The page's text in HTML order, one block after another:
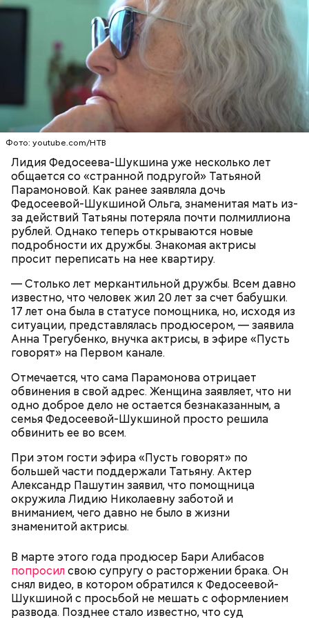
Фото: youtube.com/НТВ
Лидия Федосеева-Шукшина уже несколько лет
общается со «странной подругой» Татьяной
Парамоновой. Как ранее заявляла дочь
Федосеевой-Шукшиной Ольга, знаменитая мать из-
за действий Татьяны потеряла почти полмиллиона
рублей. Однако теперь открываются новые
подробности их дружбы. Знакомая актрисы
просит переписать на нее квартиру.
— Столько лет меркантильной дружбы. Всем давно
известно, что человек жил 20 лет за счет бабушки.
17 лет она была в статусе помощника, но, исходя из
ситуации, представлялась продюсером, — заявила
Анна Трегубенко, внучка актрисы, в эфире «Пусть
говорят» на Первом канале.
Отмечается, что сама Парамонова отрицает
обвинения в свой адрес. Женщина заявляет, что ни
одно доброе дело не остается безнаказанным, а
семья Федосеевой-Шукшиной просто решила
обвинить ее во всем.
При этом гости эфира «Пусть говорят» по
большей части поддержали Татьяну. Актер
Александр Пашутин заявил, что помощница
окружила Лидию Николаевну заботой и
вниманием, чего давно не было в жизни
знаменитой актрисы.
В марте этого года продюсер Бари Алибасов
попросилсвою супругу о расторжении брака. Он
снял видео, в котором обратился к Федосеевой-
Шукшиной с просьбой не мешать с оформлением
развода. Позднее стало известно, что суд
нужно застыть на месте и не двигаться;
не стоит пытаться «поймать» молнию или
потрогать, особенно металлическими
предметами.
— Может пробить заряд на человека. Нужно вести
себя очень осторожно, будто увидели дикого
зверя, затаиться, — добавил академик.
в России
— Первые двое суток мы постоянно были на ногах.
После получения предельно допустимой дозы
радиации Макеева вывели из 30-километровой
зоны отчуждения, где он до 3 мая проверял на
уровень радиационной зараженности
автотранспорт.
Одним из запоминающихся событий того периода
для Макеева стал футбольный матч между
киевским «Динамо» и мадридским «Атлетико»,
который состоялся 3 мая в Киеве. Полк Макеева жил
в палатках в лесу около Варовичей, в 12 километрах
от Припяти. А солдатам очень хотелось увидеть
трансляцию матча. Макеев поехал к секретарю
партийной организации колхоза и попросил
одолжить телевизор.
Множество людей совершают паломнические
поездки, чтобы поклониться мощам Святителя
Николая, которые находятся в Италии. 19 декабря
Молитва Николаю чудотворцу
О, всесвятый Николае, угодниче преизрядный
Господень, теплый наш заступниче, и везде в
скорбех скорый помощниче!